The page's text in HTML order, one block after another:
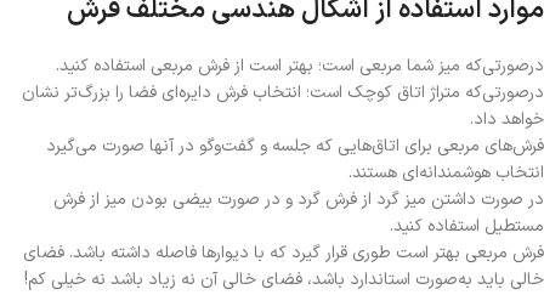
موارد استفاده از اشکال هندسی مختلف فرش
درصورتی‌که میز شما مربعی است؛ بهتر است از فرش مربعی استفاده کنید.
درصورتی‌که متراژ اتاق کوچک است؛ انتخاب فرش دایره‌ای فضا را بزرگ‌تر نشان
خواهد داد.
فرش‌های مربعی برای اتاق‌هایی که جلسه و گفت‌وگو در آنها صورت می‌گیرد
انتخاب هوشمندانه‌ای هستند.
در صورت داشتن میز گرد از فرش گرد و در صورت بیضی بودن میز از فرش
مستطیل استفاده کنید.
فرش مربعی بهتر است طوری قرار گیرد که با دیوارها فاصله داشته باشد. فضای
خالی باید به‌صورت استاندارد باشد، فضای خالی آن نه زیاد باشد نه خیلی کم!